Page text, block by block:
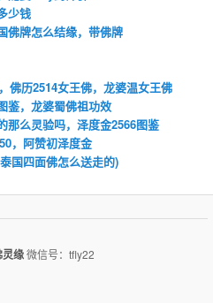
少钱
佛牌怎么结缘，带佛牌
佛历2514女王佛，龙婆温女王佛
鉴，龙婆蜀佛祖功效
那么灵验吗，泽度金2566图鉴
，阿赞初泽度金
国四面佛怎么送走的)
缘微信号：tfly22